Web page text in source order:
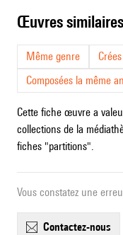
œuvres similaires
Même genre
Composées la même
Cette fiche œuvre a
collections de la
fiches "partitions".
Vous constatez une
contactez-nous